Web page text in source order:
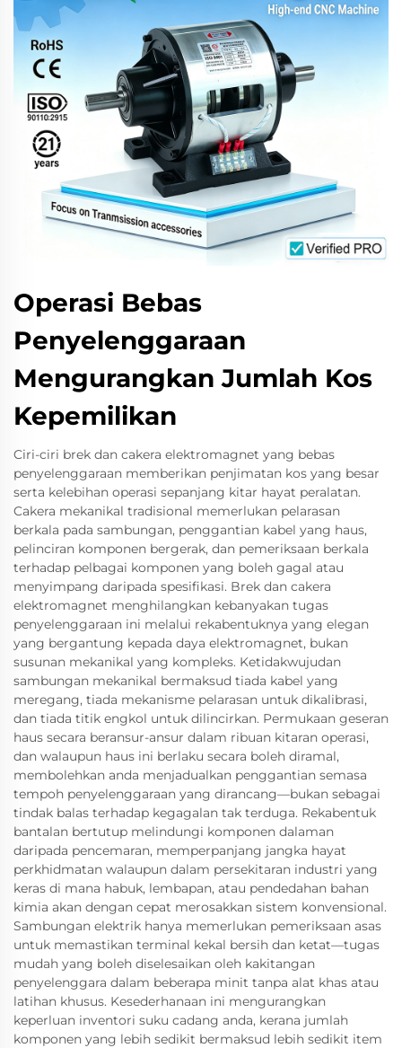
Operasi Bebas
Penyelenggaraan
Mengurangkan Jumlah Kos
Kepemilikan
Ciri-ciri brek dan cakera elektromagnet yang bebas
penyelenggaraan memberikan penjimatan kos yang besar
serta kelebihan operasi sepanjang kitar hayat peralatan.
Cakera mekanikal tradisional memerlukan pelarasan
berkala pada sambungan, penggantian kabel yang haus,
pelinciran komponen bergerak, dan pemeriksaan berkala
terhadap pelbagai komponen yang boleh gagal atau
menyimpang daripada spesifikasi. Brek dan cakera
elektromagnet menghilangkan kebanyakan tugas
penyelenggaraan ini melalui rekabentuknya yang elegan
yang bergantung kepada daya elektromagnet, bukan
susunan mekanikal yang kompleks. Ketidakwujudan
sambungan mekanikal bermaksud tiada kabel yang
meregang, tiada mekanisme pelarasan untuk dikalibrasi,
dan tiada titik engkol untuk dilincirkan. Permukaan geseran
haus secara beransur-ansur dalam ribuan kitaran operasi,
dan walaupun haus ini berlaku secara boleh diramal,
membolehkan anda menjadualkan penggantian semasa
tempoh penyelenggaraan yang dirancang—bukan sebagai
tindak balas terhadap kegagalan tak terduga. Rekabentuk
bantalan bertutup melindungi komponen dalaman
daripada pencemaran, memperpanjang jangka hayat
perkhidmatan walaupun dalam persekitaran industri yang
keras di mana habuk, lembapan, atau pendedahan bahan
kimia akan dengan cepat merosakkan sistem konvensional.
Sambungan elektrik hanya memerlukan pemeriksaan asas
untuk memastikan terminal kekal bersih dan ketat—tugas
mudah yang boleh diselesaikan oleh kakitangan
penyelenggara dalam beberapa minit tanpa alat khas atau
latihan khusus. Kesederhanaan ini mengurangkan
keperluan inventori suku cadang anda, kerana jumlah
komponen yang lebih sedikit bermaksud lebih sedikit item